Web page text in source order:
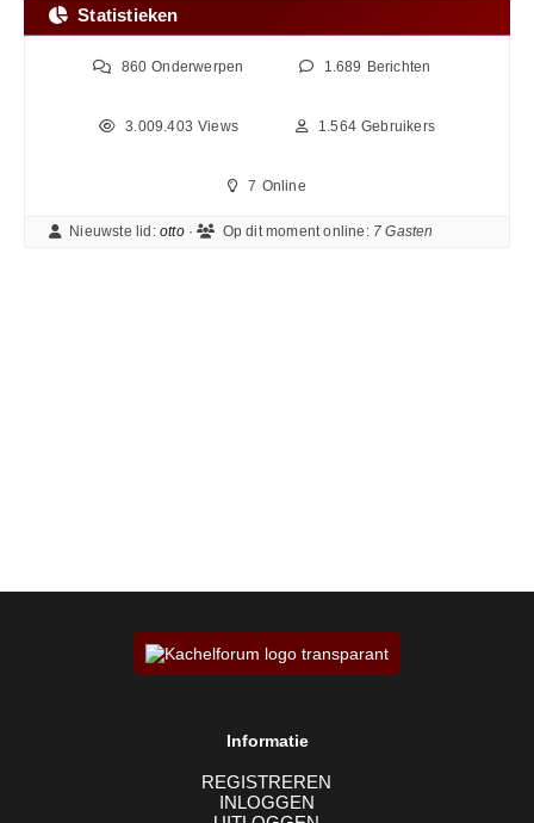
Statistieken
860 Onderwerpen 1.689 Berichten
3.009.403 Views 1.564 Gebruikers
7 Online
Nieuwste lid:otto· Op dit moment online: 7 Gasten
Informatie
REGISTREREN
INLOGGEN